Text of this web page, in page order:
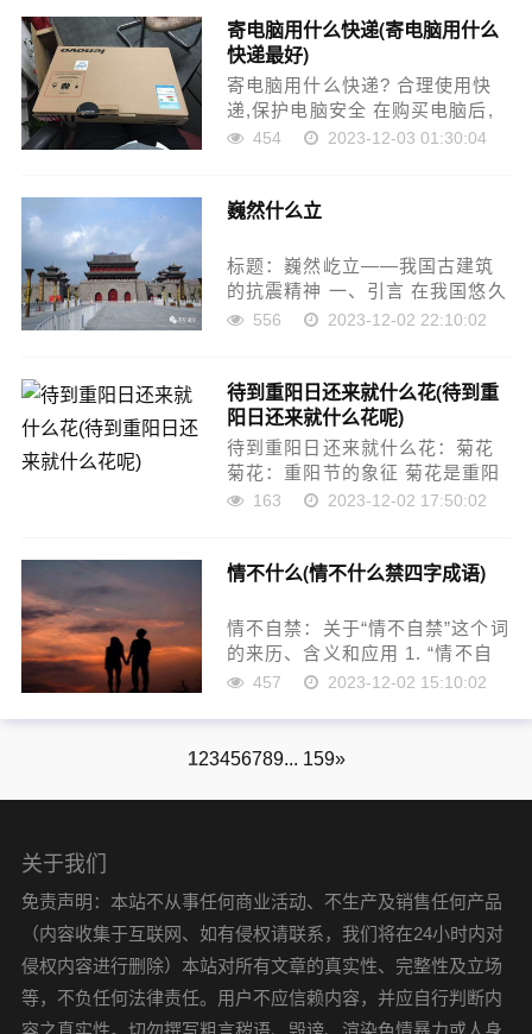
历史，是中国古代生产和生活的
重要组成部分。本……
寄电脑用什么快递(寄电脑用什么
快递最好)
寄电脑用什么快递? 合理使用快
递,保护电脑安全 在购买电脑后,
你可能需要将电脑快递送到其他
靠的运输服务。 了解不同快递公
454 2023-12-03 01:30:04
巍然什么立
标题：巍然屹立——我国古建筑
的抗震精神 一、引言 在我国悠久
的历史中，古建筑作为中华民族
长河中，抗震精神始终贯穿其
中。本文将结合百度经……
556 2023-12-02 22:10:02
待到重阳日还来就什么花(待到重
阳日还来就什么花呢)
待到重阳日还来就什么花：菊花
菊花：重阳节的象征 菊花是重阳
节的代表花卉，象征着长寿、吉
祝福和感恩的方式。菊花的花瓣
163 2023-12-02 17:50:02
情不什么(情不什么禁四字成语)
情不自禁：关于“情不自禁”这个词
的来历、含义和应用 1. “情不自
禁”这个词的来历 “情不自禁”这个
抑。君子引而不发，跃然纸上。”
457 2023-12-02 15:10:02
123456789... 159»
关于我们
免责声明：本站不从事任何商业活动、不生产及销售任何产品
（内容收集于互联网、如有侵权请联系，我们将在24小时内对
侵权内容进行删除）本站对所有文章的真实性、完整性及立场
等，不负任何法律责任。用户不应信赖内容，并应自行判断内